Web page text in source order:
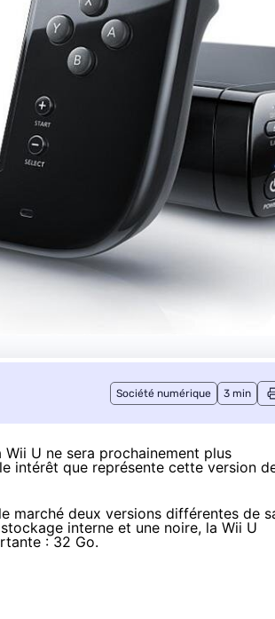
Société numérique 3 min
U ne sera prochainement plus
intérêt que représente cette version
marché deux versions différentes de
interne et une noire, la Wii U
: 32 Go.